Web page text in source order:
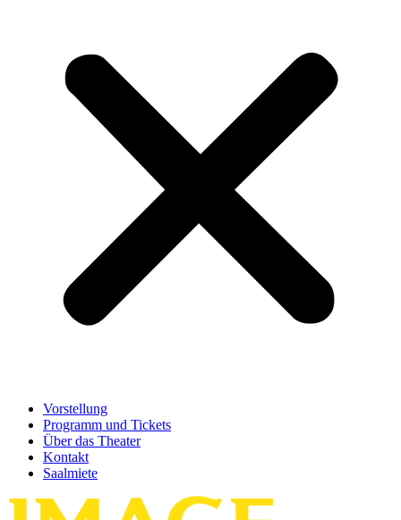
Vorstellung
Programm und Tickets
Über das Theater
Kontakt
Saalmiete